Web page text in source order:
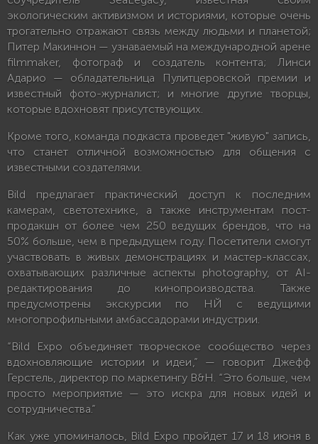
экологическим активизмом и историями, которые очень
трогательно отражают связь между людьми и планетой;
Питер Макиннон — узнаваемый на международной арене
filmmaker, фотограф и создатель контента; Линси
Адарио — обладательница Пулитцеровской премии и
известный фото-журналист; и многие другие творцы,
которые вдохновят присутствующих.
Кроме того, команда подкаста проведет "живую" запись,
что станет отличной возможностью для общения с
известными создателями.
Bild предлагает практический доступ к последним
камерам, светотехнике, а также инструментам пост-
продакшн от более чем 250 ведущих брендов, что на
50% больше, чем в предыдущем году. Посетители смогут
участвовать в живых демонстрациях и мастер-классах,
охватывающих различные аспекты photography, от AI-
редактирования до кинопроизводства. Также
предусмотрены экскурсии по НЙ с ведущими
многопрофильными амбассадорами индустрии.
“Bild Expo объединяет творческое сообщество через
вдохновляющие истории и идеи,” — говорит Джефф
Герстель, директор по маркетингу B&H. “Это больше, чем
просто мероприятие — это искра для новых идей и
сотрудничества.”
Как уже упоминалось, Bild Expo пройдет 17 и 18 июня в